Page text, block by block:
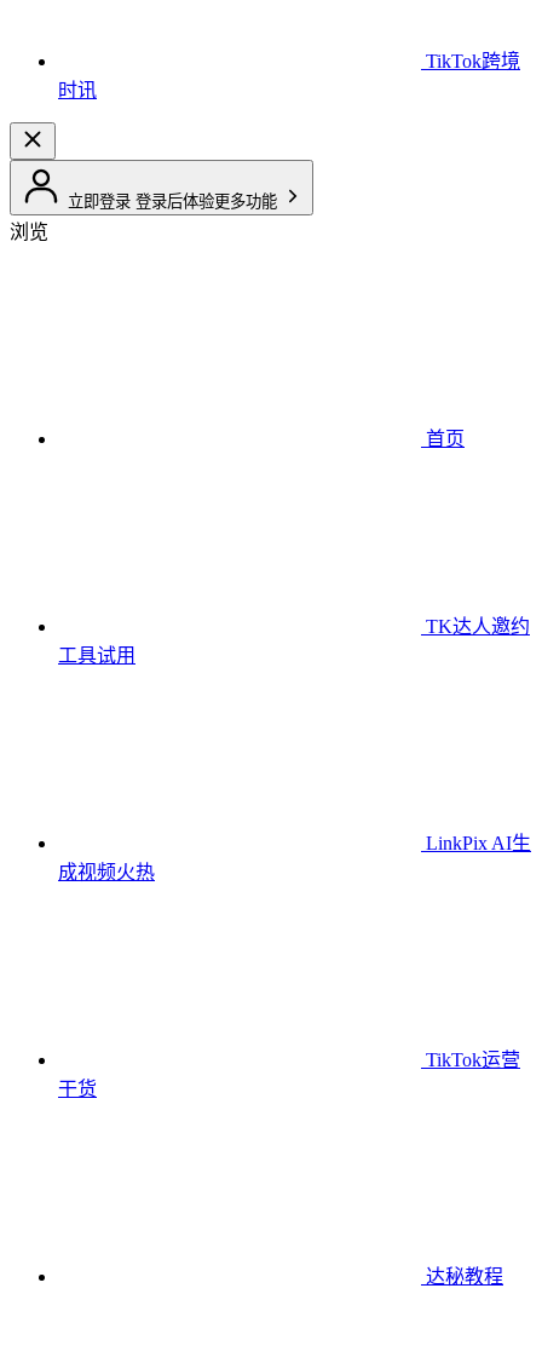
TikTok跨境
时讯
立即登录 登录后体验更多功能
浏览
首页
TK达人邀约
工具试用
LinkPix AI生
成视频火热
TikTok运营
干货
达秘教程